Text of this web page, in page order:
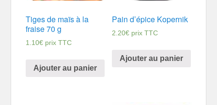
Tiges de maïs à la
fraise 70 g
1.10€ prix TTC
Ajouter au panier
Pain d’épice Kopernik
2.20€ prix TTC
Ajouter au panier